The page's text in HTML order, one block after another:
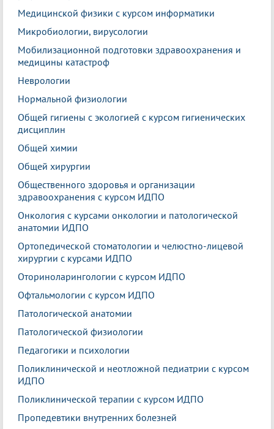
Медицинской физики с курсом информатики
Микробиологии, вирусологии
Мобилизационной подготовки здравоохранения и
медицины катастроф
Неврологии
Нормальной физиологии
Общей гигиены с экологией с курсом гигиенических
дисциплин
Общей химии
Общей хирургии
Общественного здоровья и организации
здравоохранения с курсом ИДПО
Онкология с курсами онкологии и патологической
анатомии ИДПО
Ортопедической стоматологии и челюстно-лицевой
хирургии с курсами ИДПО
Оториноларингологии с курсом ИДПО
Офтальмологии с курсом ИДПО
Патологической анатомии
Патологической физиологии
Педагогики и психологии
Поликлинической и неотложной педиатрии с курсом
ИДПО
Поликлинической терапии с курсом ИДПО
Пропедевтики внутренних болезней